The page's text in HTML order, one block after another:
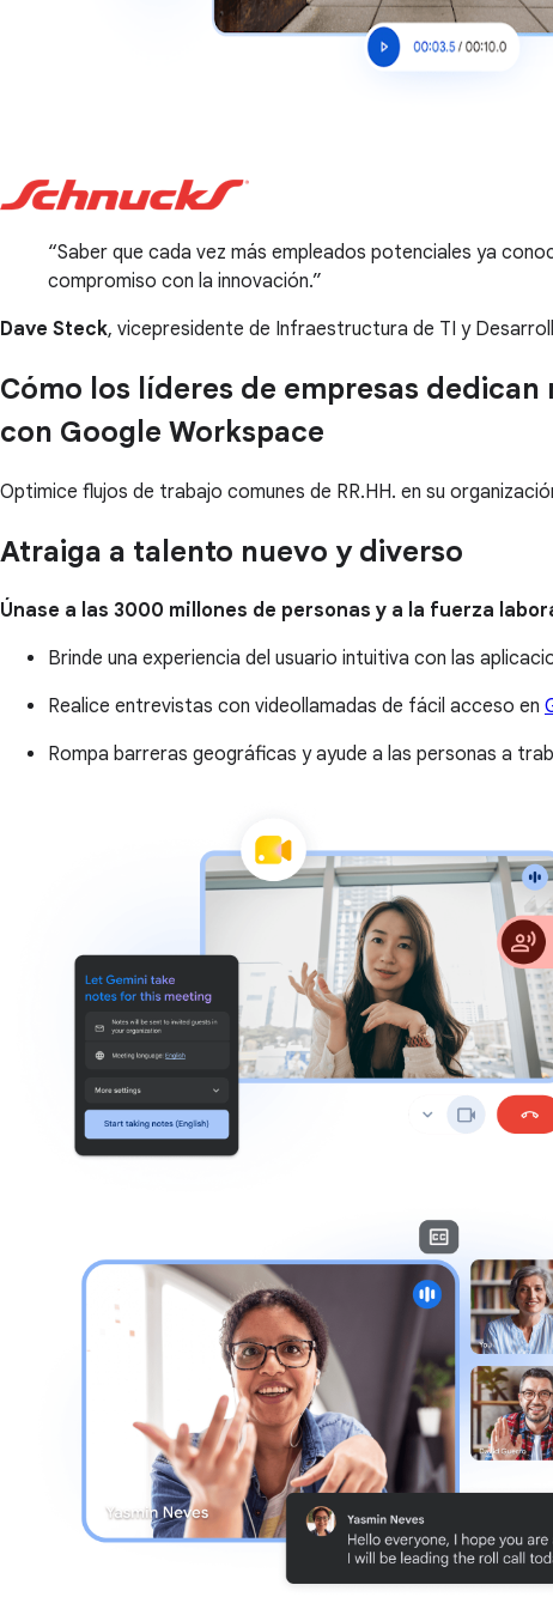
Saber que cada vez más empleados potenciales ya
compromiso con la innovación.
Dave Steck, vicepresidente de Infraestructura de TI y
Cómo los líderes de empresas
con Google Workspace
Optimice flujos de trabajo comunes de RR.HH. en su
Atraiga a talento nuevo y diverso
Únase a las 3000 millones de personas y a la fuerza
Brinde una experiencia del usuario intuitiva con las
Realice entrevistas con videollamadas de fácil acceso en
Rompa barreras geográficas y ayude a las personas a